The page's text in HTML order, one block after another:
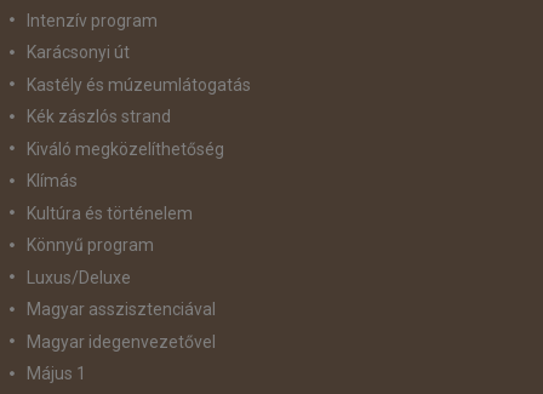
Intenzív program
Karácsonyi út
Kastély és múzeumlátogatás
Kék zászlós strand
Kiváló megközelíthetőség
Klímás
Kultúra és történelem
Könnyű program
Luxus/Deluxe
Magyar asszisztenciával
Magyar idegenvezetővel
Május 1